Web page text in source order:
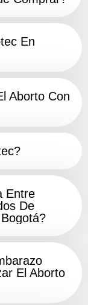
En
Aborto Con
Entre
De
El Aborto